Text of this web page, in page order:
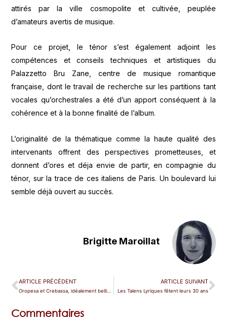
attirés par la ville cosmopolite et cultivée, peuplée
d’amateurs avertis de musique.
Pour ce projet, le ténor s’est également adjoint les
compétences et conseils techniques et artistiques du
Palazzetto Bru Zane, centre de musique romantique
française, dont le travail de recherche sur les partitions tant
vocales qu’orchestrales a été d’un apport conséquent à la
cohérence et à la bonne finalité de l’album.
L’originalité de la thématique comme la haute qualité des
intervenants offrent des perspectives prometteuses, et
donnent d’ores et déja envie de partir, en compagnie du
ténor, sur la trace de ces italiens de Paris. Un boulevard lui
semble déjà ouvert au succès.
Brigitte Maroillat
ARTICLE PRÉCÉDENT
Oropesa et Crebassa, idéalement belliniennes
ARTICLE SUIVANT
Les Talens Lyriques fêtent leurs 30 ans
Commentaires